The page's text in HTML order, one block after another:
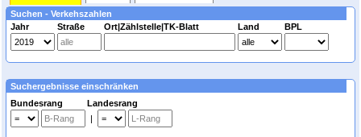
Suchen - Verkehszahlen
Jahr
Straße Ort|Zählstelle|TK-Blatt Land BPL
Suchergebnisse einschränken
Bundesrang Landesrang
|